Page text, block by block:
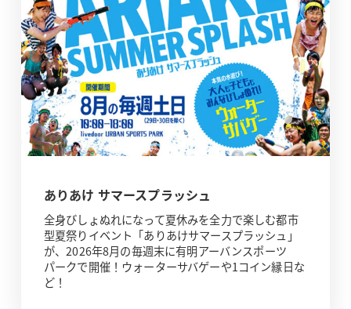
ありあけ サマースプラッシュ
全身びしょぬれになって夏休みを全力で楽しむ都市
型夏祭りイベント「ありあけサマースプラッシュ」
が、2026年8月の毎週末に有明アーバンスポーツ
パークで開催！ウォーターサバゲーや1コイン縁日な
ど！